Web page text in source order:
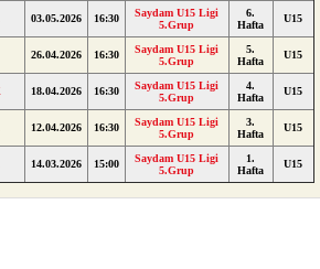
03.05.2026 16:30
Saydam U15 Ligi
5.Grup
6.
Hafta
U15
26.04.2026 16:30
Saydam U15 Ligi
5.Grup
5.
Hafta
U15
18.04.2026 16:30
Saydam U15 Ligi
5.Grup
4.
Hafta
U15
12.04.2026 16:30
Saydam U15 Ligi
5.Grup
3.
Hafta
U15
14.03.2026 15:00
Saydam U15 Ligi
5.Grup
1.
Hafta
U15